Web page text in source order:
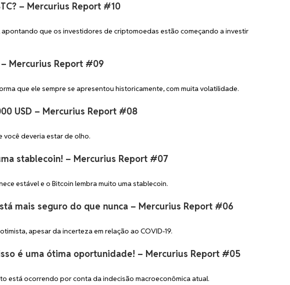
– Mercurius Report #10
que os investidores de criptomoedas estão começando a investir
Mercurius Report #09
que ele sempre se apresentou historicamente, com muita volatilidade.
USD – Mercurius Report #08
você deveria estar de olho.
stablecoin! – Mercurius Report #07
estável e o Bitcoin lembra muito uma stablecoin.
mais seguro do que nunca – Mercurius Report #06
apesar da incerteza em relação ao COVID-19.
é uma ótima oportunidade! – Mercurius Report #05
está ocorrendo por conta da indecisão macroeconômica atual.